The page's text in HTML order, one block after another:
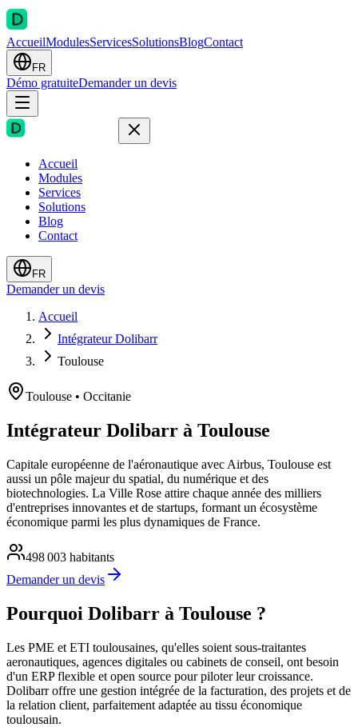
AccueilModulesServicesSolutionsBlogContact
FR
Démo gratuiteDemander un devis
Accueil
Modules
Services
Solutions
Blog
Contact
FR
Demander un devis
Accueil
Intégrateur Dolibarr
Toulouse
Toulouse • Occitanie
Intégrateur Dolibarr à Toulouse
Capitale européenne de l'aéronautique avec Airbus, Toulouse est
aussi un pôle majeur du spatial, du numérique et des
biotechnologies. La Ville Rose attire chaque année des milliers
d'entreprises innovantes et de startups, formant un écosystème
économique parmi les plus dynamiques de France.
498 003 habitants
Demander un devis
Pourquoi Dolibarr à Toulouse ?
Les PME et ETI toulousaines, qu'elles soient sous-traitantes
aeronautiques, agences digitales ou cabinets de conseil, ont besoin
d'un ERP flexible et open source pour piloter leur croissance.
Dolibarr offre une gestion intégrée de la facturation, des projets et de
la relation client, parfaitement adaptée au tissu économique
toulousain.